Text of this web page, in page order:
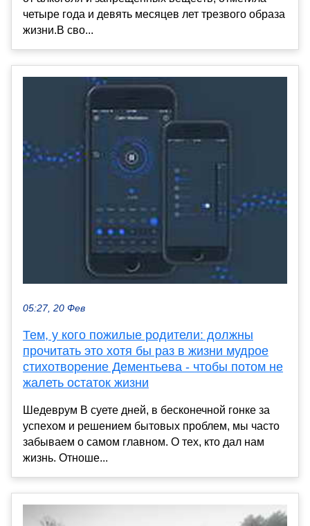
четыре года и девять месяцев лет трезвого образа
жизни.В сво...
05:27, 20 Фев
Тем, у кого пожилые родители: должны
прочитать это хотя бы раз в жизни мудрое
стихотворение Дементьева - чтобы потом не
жалеть остаток жизни
Шедеврум В суете дней, в бесконечной гонке за
успехом и решением бытовых проблем, мы часто
забываем о самом главном. О тех, кто дал нам
жизнь. Отноше...